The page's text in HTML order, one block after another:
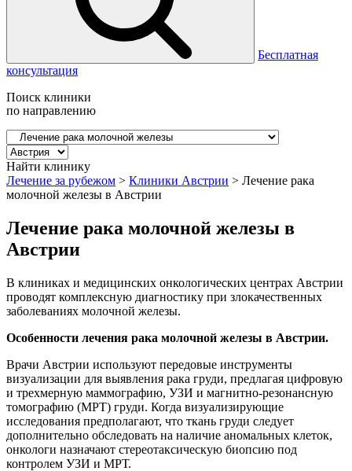
Бесплатная
консультация
Поиск клиники
по направлению
Найти клинику
Лечение за рубежом > Клиники Австрии > Лечение рака
молочной железы в Австрии
Лечение рака молочной железы в
Австрии
В клиниках и медицинских онкологических центрах Австрии
проводят комплексную диагностику при злокачественных
заболеваниях молочной железы.
Особенности лечения рака молочной железы в Австрии.
Врачи Австрии используют передовые инструменты
визуализации для выявления рака груди, предлагая цифровую
и трехмерную маммографию, УЗИ и магнитно-резонансную
томографию (МРТ) груди. Когда визуализирующие
исследования предполагают, что ткань груди следует
дополнительно обследовать на наличие аномальных клеток,
онкологи назначают стереотаксическую биопсию под
контролем УЗИ и МРТ.